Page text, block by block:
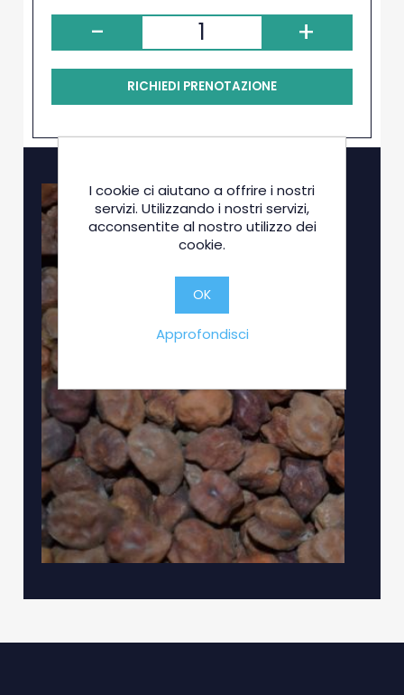
- +
RICHIEDI PRENOTAZIONE
I cookie ci aiutano a offrire i nostri
servizi. Utilizzando i nostri servizi,
acconsentite al nostro utilizzo dei
cookie.
OK
Approfondisci